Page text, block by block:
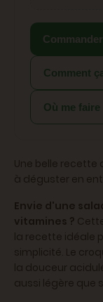
Comment
Où me
Une belle recette
à déguster en
Envie d'une
vitamines ?
la recette idéale
simplicité. Le
la douceur
aussi légère que